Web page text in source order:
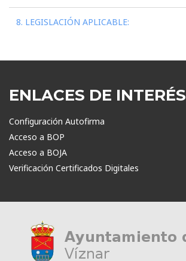
8. LEGISLACIÓN APLICABLE:
ENLACES DE INTERÉS
Configuración Autofirma
Acceso a BOP
Acceso a BOJA
Verificación Certificados Digitales